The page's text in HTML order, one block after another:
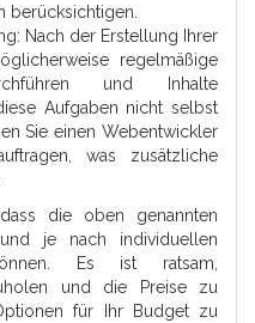
berücksichtigen.
Nach der Erstellung Ihrer
regelmäßige
und Inhalte
Aufgaben nicht selbst
Sie einen Webentwickler
was zusätzliche
die oben genannten
je nach individuellen
Es ist ratsam,
und die Preise zu
für Ihr Budget zu